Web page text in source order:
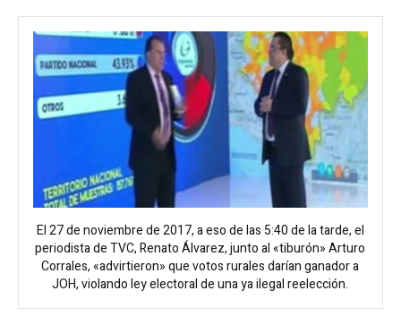
El 27 de noviembre de 2017, a eso de las 5:40 de la tarde, el
periodista de TVC, Renato Álvarez, junto al «tiburón» Arturo
Corrales, «advirtieron» que votos rurales darían ganador a
JOH, violando ley electoral de una ya ilegal reelección.